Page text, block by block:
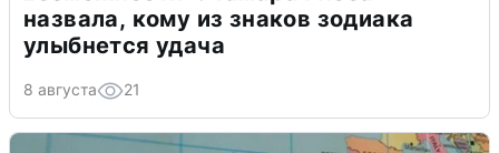
назвала, кому из знаков зодиака
улыбнется удача
8 августа 21